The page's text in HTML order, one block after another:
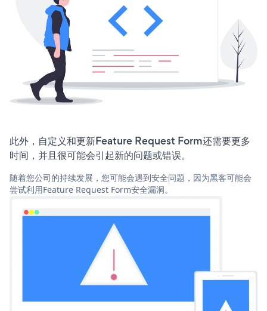
此外，自定义和更新Feature Request Form还需要更多
时间，并且很可能会引起新的问题或错误。
随着您公司的持续发展，您可能会遇到安全问题，因为黑客可能会
尝试利用Feature Request Form安全漏洞。